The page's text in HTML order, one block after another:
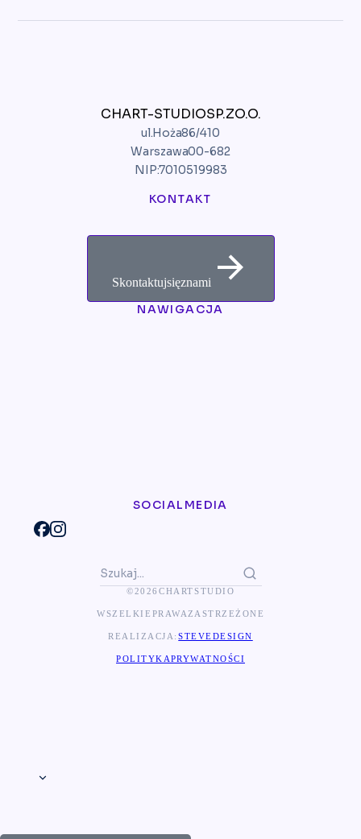
CHART-STUDIO SP. Z O.O.
ul. Hoża 86/410
Warszawa 00-682
NIP: 7010519983
KONTAKT
Skontaktuj się z nami
NAWIGACJA
SOCIAL MEDIA
© 2026 CHART STUDIO
WSZELKIE PRAWA ZASTRZEŻONE
REALIZACJA:STEVEDESIGN
POLITYKA PRYWATNOŚCI